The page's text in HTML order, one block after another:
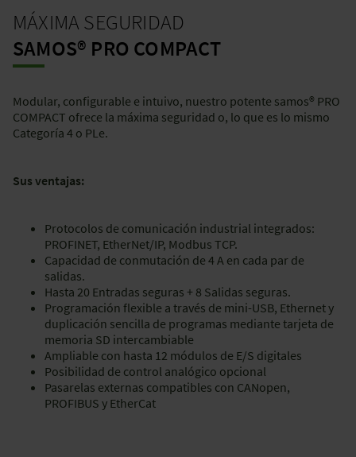
MÁXIMA SEGURIDAD
SAMOS® PRO COMPACT
Modular, configurable e intuivo, nuestro potente samos® PRO
COMPACT ofrece la máxima seguridad o, lo que es lo mismo
Categoría 4 o PLe.
Sus ventajas:
Protocolos de comunicación industrial integrados:
PROFINET, EtherNet/IP, Modbus TCP.
Capacidad de conmutación de 4 A en cada par de
salidas.
Hasta 20 Entradas seguras + 8 Salidas seguras.
Programación flexible a través de mini-USB, Ethernet y
duplicación sencilla de programas mediante tarjeta de
memoria SD intercambiable
Ampliable con hasta 12 módulos de E/S digitales
Posibilidad de control analógico opcional
Pasarelas externas compatibles con CANopen,
PROFIBUS y EtherCat